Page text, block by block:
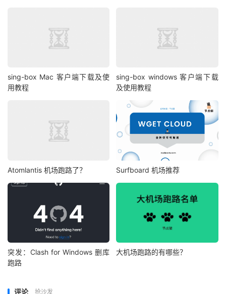
sing-box Mac 客户端下载及使
用教程
sing-box windows 客户端下载
及使用教程
Atomlantis 机场跑路了？ Surfboard 机场推荐
突发：Clash for Windows 删库
跑路
大机场跑路的有哪些？
评论 抢沙发